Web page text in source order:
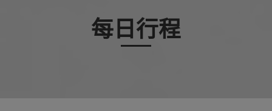
每日行程